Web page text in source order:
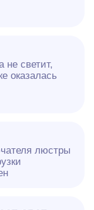
не светит,
оказалась
люстры